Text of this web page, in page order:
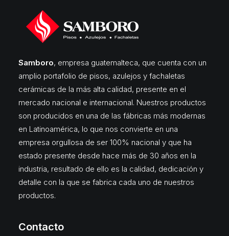
Samboro, empresa guatemalteca, que cuenta con un
amplio portafolio de pisos, azulejos y fachaletas
cerámicas de la más alta calidad, presente en el
mercado nacional e internacional. Nuestros productos
son producidos en una de las fábricas más modernas
en Latinoamérica, lo que nos convierte en una
empresa orgullosa de ser 100% nacional y que ha
estado presente desde hace más de 30 años en la
industria, resultado de ello es la calidad, dedicación y
detalle con la que se fabrica cada uno de nuestros
productos.
Contacto